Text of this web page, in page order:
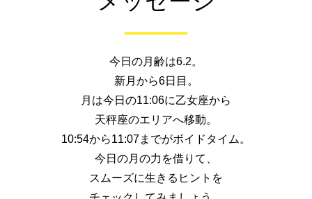
今日の月齢は6.2。
新月から6日目。
月は今日の11:06に乙女座から
天秤座のエリアへ移動。
10:54から11:07までがボイドタイム。
今日の月の力を借りて、
スムーズに生きるヒントを